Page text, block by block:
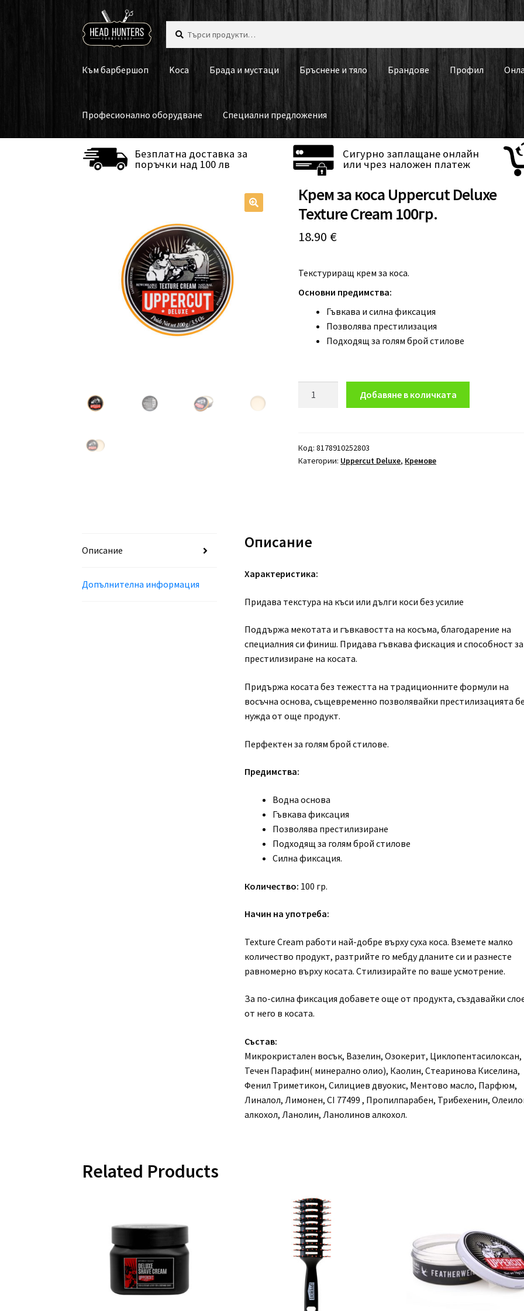
to
navigation
to
content
Към барбершоп Koca Брада и мустаци Бръснене и тяло Брандове Профил
Професионално оборудване Специални предложения
Безплатна доставка за
поръчки над 100 лв
Сигурно заплащане онлайн
или чрез наложен платеж
Крем за коса Uppercut Deluxe
Texture Cream 100гр.
18.90 €
Текстуриращ крем за коса.
Основни предимства:
Гъвкава и силна фиксация
Позволява престилизация
Подходящ за голям брой стилове
коса
Uppercut
Добавяне в количката
Код:8178910252803
Категории: Uppercut Deluxe, Кремове
Описание
Допълнителна информация
Описание
Характеристика:
Придава текстура на къси или дълги коси без усилие
Поддържа мекотата и гъвкавостта на косъма, благодарение на
специалния си финиш. Придава гъвкава фискация и способност за
престилизиране на косата.
Придържа косата без тежестта на традиционните формули на
восъчна основа, същевременно позволявайки престилизацията
нужда от още продукт.
Перфектен за голям брой стилове.
Предимства:
Водна основа
Гъвкава фиксация
Позволява престилизиране
Подходящ за голям брой стилове
Силна фиксация.
Количество: 100 гр.
Начин на употреба:
Texture Cream работи най-добре върху суха коса. Вземете малко
количество продукт, разтрийте го мебду дланите си и разнесте
равномерно върху косата. Стилизирайте по ваше усмотрение.
За по-силна фиксация добавете още от продукта, създавайки
от него в косата.
Състав:
Микрокристален восък, Вазелин, Озокерит, Циклопентасилоксан,
Течен Парафин( минерално олио), Каолин, Стеаринова Киселина,
Фенил Триметикон, Силициев двуокис, Ментово масло, Парфюм,
Линалол, Лимонен, CI 77499 , Пропилпарабен, Трибехенин,
алкохол, Ланолин, Ланолинов алкохол.
Related Products